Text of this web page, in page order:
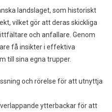
landslaget, som historiskt
vilket gör att deras skickliga
och anfallare. Genom
få insikter i effektiva
till sina egna trupper.
och rörelse för att utnyttja
ytterbackar för att